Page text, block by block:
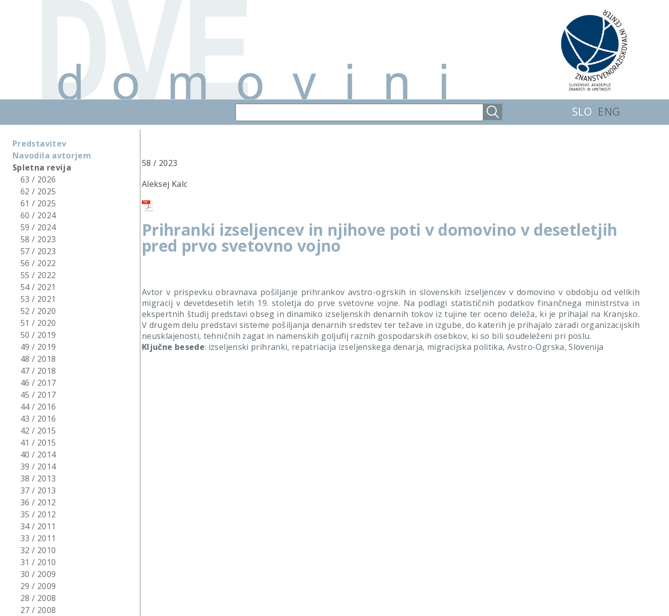
SLO ENG
Predstavitev
Navodila avtorjem
Spletna revija
63 / 2026
62 / 2025
61 / 2025
60 / 2024
59 / 2024
58 / 2023
57 / 2023
56 / 2022
55 / 2022
54 / 2021
53 / 2021
52 / 2020
51 / 2020
50 / 2019
49 / 2019
48 / 2018
47 / 2018
46 / 2017
45 / 2017
44 / 2016
43 / 2016
42 / 2015
41 / 2015
40 / 2014
39 / 2014
38 / 2013
37 / 2013
36 / 2012
35 / 2012
34 / 2011
33 / 2011
32 / 2010
31 / 2010
30 / 2009
29 / 2009
28 / 2008
27 / 2008
58 / 2023
Aleksej Kalc
Prihranki izseljencev in njihove poti v domovino v desetletjih
pred prvo svetovno vojno
Avtor v prispevku obravnava pošiljanje prihrankov avstro-ogrskih in slovenskih izseljencev v domovino v obdobju od velikih
migracij v devetdesetih letih 19. stoletja do prve svetovne vojne. Na podlagi statističnih podatkov finančnega ministrstva in
ekspertnih študij predstavi obseg in dinamiko izseljenskih denarnih tokov iz tujine ter oceno deleža, ki je prihajal na Kranjsko.
V drugem delu predstavi sisteme pošiljanja denarnih sredstev ter težave in izgube, do katerih je prihajalo zaradi organizacijskih
neusklajenosti, tehničnih zagat in namenskih goljufij raznih gospodarskih osebkov, ki so bili soudeleženi pri poslu.
Ključne besede: izseljenski prihranki, repatriacija izseljenskega denarja, migracijska politika, Avstro-Ogrska, Slovenija